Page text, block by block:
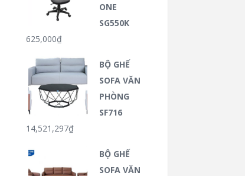
ONE
SG550K
625,000₫
BỘ GHẾ
SOFA VĂN
PHÒNG
SF716
14,521,297₫
BỘ GHẾ
SOFA VĂN